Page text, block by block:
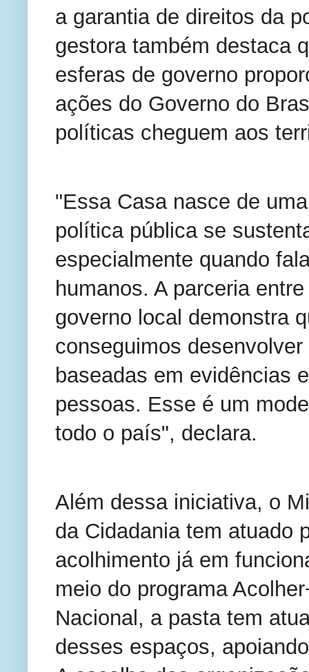
a garantia de direitos da
gestora também destaca
esferas de governo
ações do Governo do
políticas cheguem aos
"Essa Casa nasce de
política pública se
especialmente quando
humanos. A parceria
governo local demonstra
conseguimos
baseadas em evidências
pessoas. Esse é um
todo o país", declara.
Além dessa iniciativa, o
da Cidadania tem atuado
acolhimento já em
meio do programa
Nacional, a pasta tem
desses espaços,